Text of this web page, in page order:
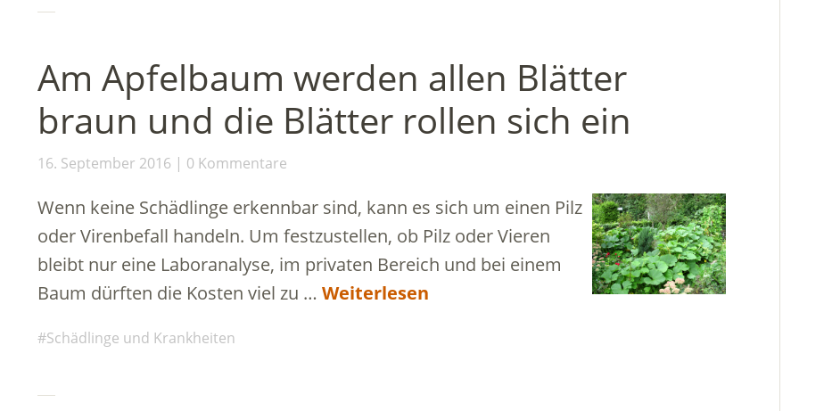
Am Apfelbaum werden allen Blätter
braun und die Blätter rollen sich ein
16. September 2016 0 Kommentare
Wenn keine Schädlinge erkennbar sind, kann es sich um einen Pilz
oder Virenbefall handeln. Um festzustellen, ob Pilz oder Vieren
bleibt nur eine Laboranalyse, im privaten Bereich und bei einem
Baum dürften die Kosten viel zu … Weiterlesen
Schädlinge und Krankheiten